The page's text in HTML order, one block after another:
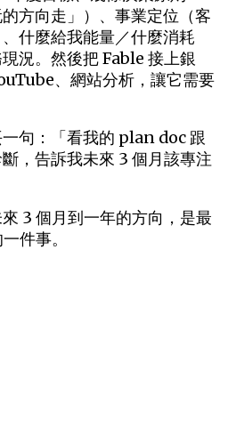
的方向走」）、事業定位（客
什麼給我能量／什麼消耗
況。然後把 Fable 接上銀
、網站分析，讓它需要
句：「看我的 plan doc 跟
，告訴我未來 3 個月該專注
3 個月到一年的方向，是最
件事。